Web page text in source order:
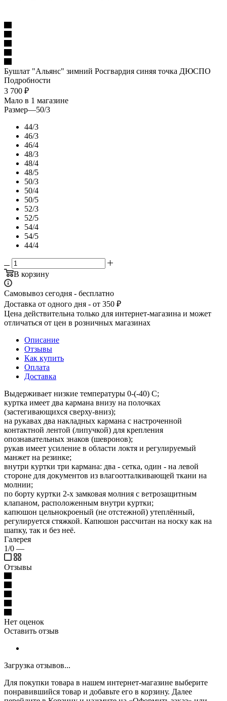
Бушлат "Альянс" зимний Росгвардия синяя точка ДЮСПО
Подробности
3 700 ₽
Мало в 1 магазине
Размер—50/3
44/3
46/3
46/4
48/3
48/4
48/5
50/3
50/4
50/5
52/3
52/5
54/4
54/5
44/4
В корзину
Самовывоз сегодня - бесплатно
Доставка от одного дня - от 350 ₽
Цена действительна только для интернет-магазина и может
отличаться от цен в розничных магазинах
Описание
Отзывы
Как купить
Оплата
Доставка
Выдерживает низкие температуры 0-(-40) С;
куртка имеет два кармана внизу на полочках
(застегивающихся сверху-вниз);
на рукавах два накладных кармана с настроченной
контактной лентой (липучкой) для крепления
опознавательных знаков (шевронов);
рукав имеет усиление в области локтя и регулируемый
манжет на резинке;
внутри куртки три кармана: два - сетка, один - на левой
стороне для документов из влагоотталкивающей ткани на
молнии;
по борту куртки 2-х замковая молния с ветрозащитным
клапаном, расположенным внутри куртки;
капюшон цельнокроеный (не отстежной) утеплённый,
регулируется стяжкой. Капюшон рассчитан на носку как на
шапку, так и без неё.
Галерея
1/0 —
Отзывы
Нет оценок
Оставить отзыв
Загрузка отзывов...
Для покупки товара в нашем интернет-магазине выберите
понравившийся товар и добавьте его в корзину. Далее